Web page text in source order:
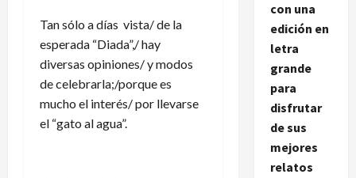
Tan sólo a días vista/ de la
esperada “Diada”,/ hay
diversas opiniones/ y modos
de celebrarla;/porque es
mucho el interés/ por llevarse
el “gato al agua”.
con una
edición en
letra
grande
para
disfrutar
de sus
mejores
relatos